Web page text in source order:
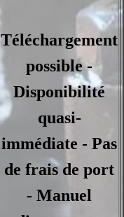
Téléchargement
possible -
Disponibilité
quasi-
immédiate - Pas
de frais de port
- Manuel